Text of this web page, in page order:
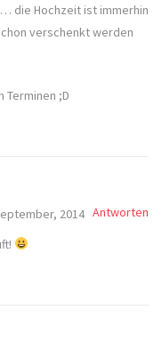
die Hochzeit ist immerhin
verschenkt werden
Terminen ;D
2014 Antworten